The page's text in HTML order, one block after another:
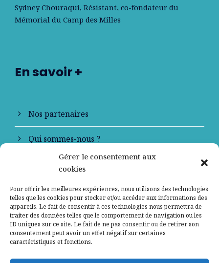
Gérer le consentement aux
cookies
Pour offrir les meilleures expériences, nous utilisons des technologies
telles que les cookies pour stocker et/ou accéder aux informations des
appareils. Le fait de consentir à ces technologies nous permettra de
traiter des données telles que le comportement de navigation ou les
ID uniques sur ce site. Le fait de ne pas consentir ou de retirer son
consentement peut avoir un effet négatif sur certaines
caractéristiques et fonctions.
Sydney Chouraqui, Résistant, co-fondateur du
Mémorial du Camp des Milles
En savoir +
Nos partenaires
Qui sommes-nous ?
Contactez-nous
Mentions légales
Politique de confidentialité